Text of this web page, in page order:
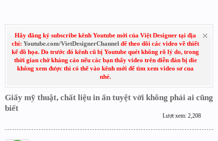
Hãy đăng ký subscribe kênh Youtube mới của Việt Designer tại địa
chỉ: Youtube.com/VietDesignerChannel để theo dõi các video về thiết
kế đồ họa. Do trước đó kênh cũ bị Youtube quét không rõ lý do, trong
thời gian chờ kháng cáo nếu các bạn thấy video trên diễn đàn bị die
không xem được thì có thể vào kênh mới để tìm xem video sơ cua
nhé.
Giấy mỹ thuật, chất liệu in ấn tuyệt vời không phải ai cũng
biết
Lượt xem: 2,208